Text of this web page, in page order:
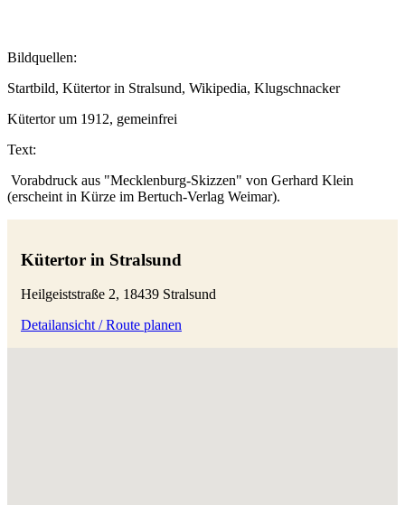
Bildquellen:
Startbild, Kütertor in Stralsund, Wikipedia, Klugschnacker
Kütertor um 1912, gemeinfrei
Text:
Vorabdruck aus "Mecklenburg-Skizzen" von Gerhard Klein
(erscheint in Kürze im Bertuch-Verlag Weimar).
Kütertor in Stralsund
Heilgeiststraße 2, 18439 Stralsund
Detailansicht / Route planen